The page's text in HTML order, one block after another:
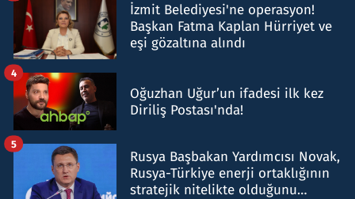
İzmit Belediyesi'ne operasyon!
Başkan Fatma Kaplan Hürriyet ve
eşi gözaltına alındı
Oğuzhan Uğur’un ifadesi ilk kez
Diriliş Postası'nda!
4
Rusya Başbakan Yardımcısı Novak,
Rusya-Türkiye enerji ortaklığının
stratejik nitelikte olduğunu
5